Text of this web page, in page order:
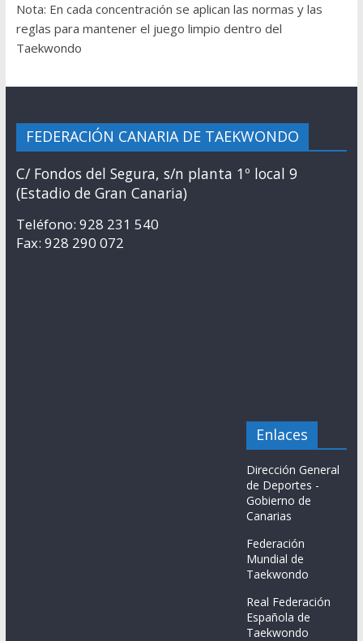
Nota: En cada concentración se aplican las normas y las
reglas para mantener el juego limpio dentro del
Taekwondo
FEDERACIÓN CANARIA DE TAEKWONDO
C/ Fondos del Segura, s/n planta 1º local 9
(Estadio de Gran Canaria)
Teléfono: 928 231 540
Fax: 928 290 072
Enlaces
Dirección General
de Deportes -
Gobierno de
Canarias
Federación
Mundial de
Taekwondo
Real Federación
Española de
Taekwondo